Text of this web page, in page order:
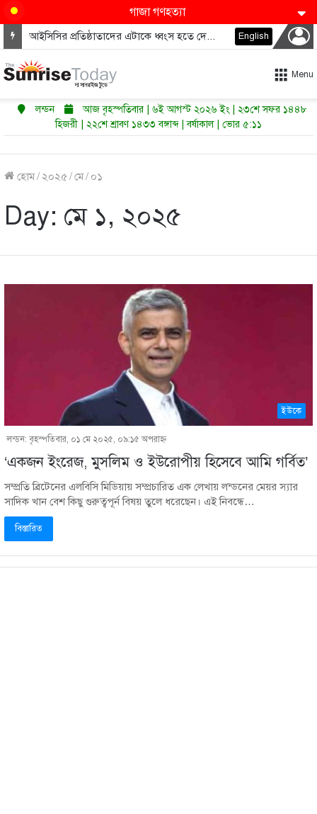
গাজা গণহত্যা
আইসিসির প্রতিষ্ঠাতাদের এটাকে ধ্বংস হতে দেওয়া উচিত নয় English
Menu
লন্ডন
আজ বৃহস্পতিবার | ৬ই আগস্ট ২০২৬ ইং | ২৩শে সফর ১৪৪৮
হিজরী | ২২শে শ্রাবণ ১৪৩৩ বঙ্গাব্দ | বর্ষাকাল | ভোর ৫:১১
হোম/ ২০২৫/মে/ ০১
Day: মে ১, ২০২৫
ইউকে
লন্ডন: বৃহস্পতিবার, ০১ মে ২০২৫, ০৯:১৫ অপরাহ্ণ
‘একজন ইংরেজ, মুসলিম ও ইউরোপীয় হিসেবে আমি গর্বিত’
সম্প্রতি ব্রিটেনের এলবিসি মিডিয়ায় সম্প্রচারিত এক লেখায় লন্ডনের মেয়র স্যার
সাদিক খান বেশ কিছু গুরুত্বপূর্ন বিষয় তুলে ধরেছেন। এই নিবন্ধে…
বিস্তারিত